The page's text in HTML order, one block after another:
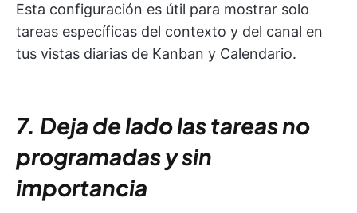
Esta configuración es útil para mostrar solo
tareas específicas del contexto y del canal en
tus vistas diarias de Kanban y Calendario.
7. Deja de lado las tareas no
programadas y sin
importancia